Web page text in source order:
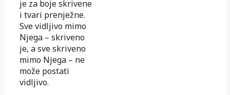
je za boje skrivene
i tvari prenježne.
Sve vidljivo mimo
Njega – skriveno
je, a sve skriveno
mimo Njega – ne
može postati
vidljivo.